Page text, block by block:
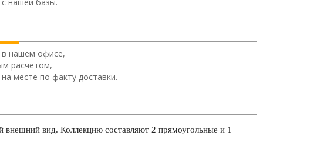
нашем офисе,
расчетом,
месте по факту доставки.
внешний вид. Коллекцию составляют 2 прямоугольные и 1